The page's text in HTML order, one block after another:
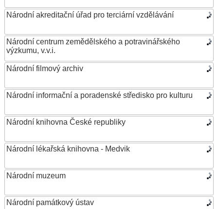
Národní akreditační úřad pro terciární vzdělávání
Národní centrum zemědělského a potravinářského
výzkumu, v.v.i.
Národní filmový archiv
Národní informační a poradenské středisko pro kulturu
Národní knihovna České republiky
Národní lékařská knihovna - Medvik
Národní muzeum
Národní památkový ústav